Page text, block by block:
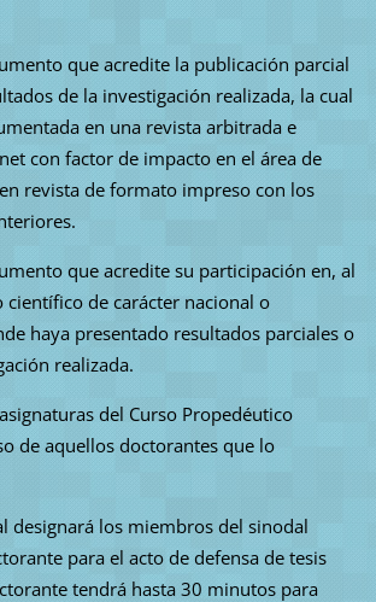
que acredite la publicación parcial
de la investigación realizada, la cual
en una revista arbitrada e
con factor de impacto en el área de
revista de formato impreso con los
que acredite su participación en, al
científico de carácter nacional o
haya presentado resultados parciales o
realizada.
del Curso Propedéutico
de aquellos doctorantes que lo
designará los miembros del sinodal
para el acto de defensa de tesis
tendrá hasta 30 minutos para